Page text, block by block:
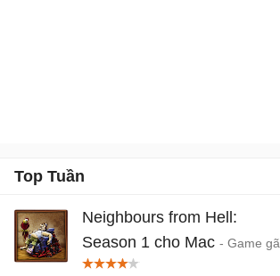
Top Tuần
Neighbours from Hell:
Season 1 cho Mac - Game gã
hàng xóm tinh nghịch season 1